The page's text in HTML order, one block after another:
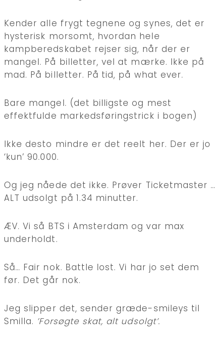
Kender alle frygt tegnene og synes, det er
hysterisk morsomt, hvordan hele
kampberedskabet rejser sig, når der er
mangel. På billetter, vel at mærke. Ikke på
mad. På billetter. På tid, på what ever.
Bare mangel. (det billigste og mest
effektfulde markedsføringstrick i bogen)
Ikke desto mindre er det reelt her. Der er jo
‘kun’ 90.000.
Og jeg nåede det ikke. Prøver Ticketmaster …
ALT udsolgt på 1.34 minutter.
ÆV. Vi så BTS i Amsterdam og var max
underholdt.
Så… Fair nok. Battle lost. Vi har jo set dem
før. Det går nok.
Jeg slipper det, sender græde-smileys til
Smilla. ’Forsøgte skat, alt udsolgt’.